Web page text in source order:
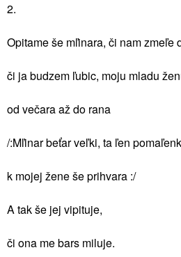
2.
Opitame še mľinara, či nam zmeľe
či ja budzem ľubic, moju mladu
od večara až do rana
/:Mľinar beťar veľki, ta ľen
k mojej žene še prihvara :/
A tak še jej vipituje,
či ona me bars miluje.